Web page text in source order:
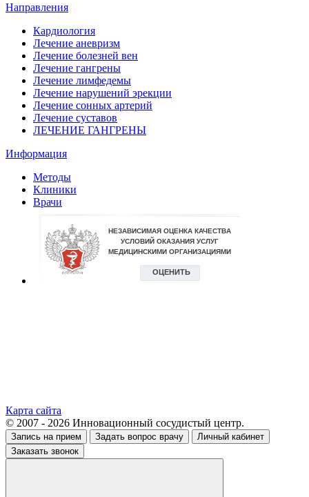
Направления
Кардиология
Лечение аневризм
Лечение болезней вен
Лечение гангрены
Лечение лимфедемы
Лечение нарушений эрекции
Лечение сонных артерий
Лечение суставов
ЛЕЧЕНИЕ ГАНГРЕНЫ
Информация
Методы
Клиники
Врачи
Карта сайта
© 2007 - 2026 Инновационный сосудистый центр.
Запись на прием Задать вопрос врачу
Личный кабинет
Заказать звонок